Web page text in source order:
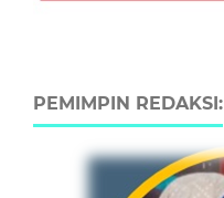
PEMIMPIN REDAKSI: